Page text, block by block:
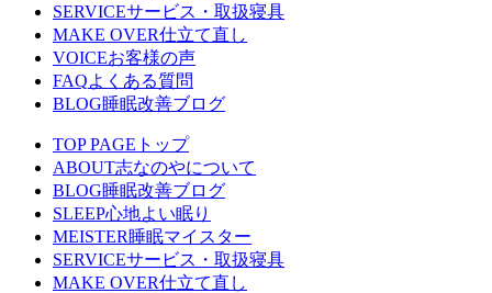
SERVICEサービス・取扱寝具
MAKE OVER仕立て直し
VOICEお客様の声
FAQよくある質問
BLOG睡眠改善ブログ
TOP PAGE トップ
ABOUT志なのやについて
BLOG睡眠改善ブログ
SLEEP心地よい眠り
MEISTER睡眠マイスター
SERVICEサービス・取扱寝具
MAKE OVER仕立て直し